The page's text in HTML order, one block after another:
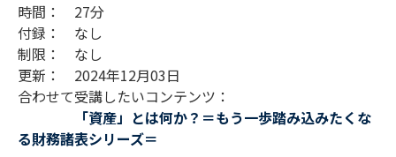
時間： 27分
付録： なし
制限： なし
更新： 2024年12月03日
合わせて受講したいコンテンツ：
「資産」とは何か？＝もう一歩踏み込みたくな
る財務諸表シリーズ＝